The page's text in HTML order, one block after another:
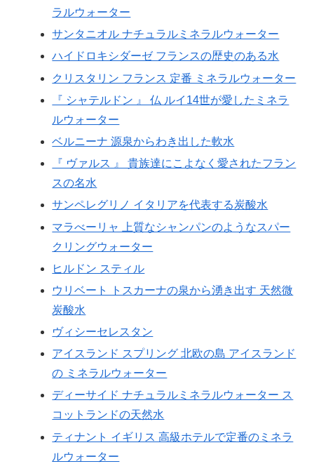
ラルウォーター
サンタニオル ナチュラルミネラルウォーター
ハイドロキシダーゼ フランスの歴史のある水
クリスタリン フランス 定番 ミネラルウォーター
『 シャテルドン 』 仏 ルイ14世が愛したミネラ
ルウォーター
ベルニーナ 源泉からわき出した軟水
『 ヴァルス 』 貴族達にこよなく愛されたフラン
スの名水
サンペレグリノ イタリアを代表する炭酸水
マラべーリャ 上質なシャンパンのようなスパー
クリングウォーター
ヒルドン スティル
ウリベート トスカーナの泉から湧き出す 天然微
炭酸水
ヴィシーセレスタン
アイスランド スプリング 北欧の島 アイスランド
の ミネラルウォーター
ディーサイド ナチュラルミネラルウォーター ス
コットランドの天然水
ティナント イギリス 高級ホテルで定番のミネラ
ルウォーター